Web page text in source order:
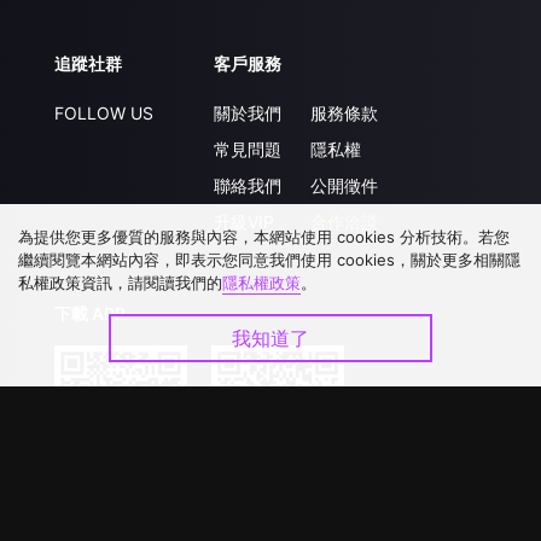
追蹤社群
FOLLOW US
客戶服務
關於我們
常見問題
聯絡我們
服務條款
隱私權
公開徵件
下載 APP
為提供您更多優質的服務與內容，本網站使用 cookies 分析技術。若您
繼續閱覽本網站內容，即表示您同意我們使用 cookies，關於更多相關隱
私權政策資訊，請閱讀我們的隱私權政策。
我知道了